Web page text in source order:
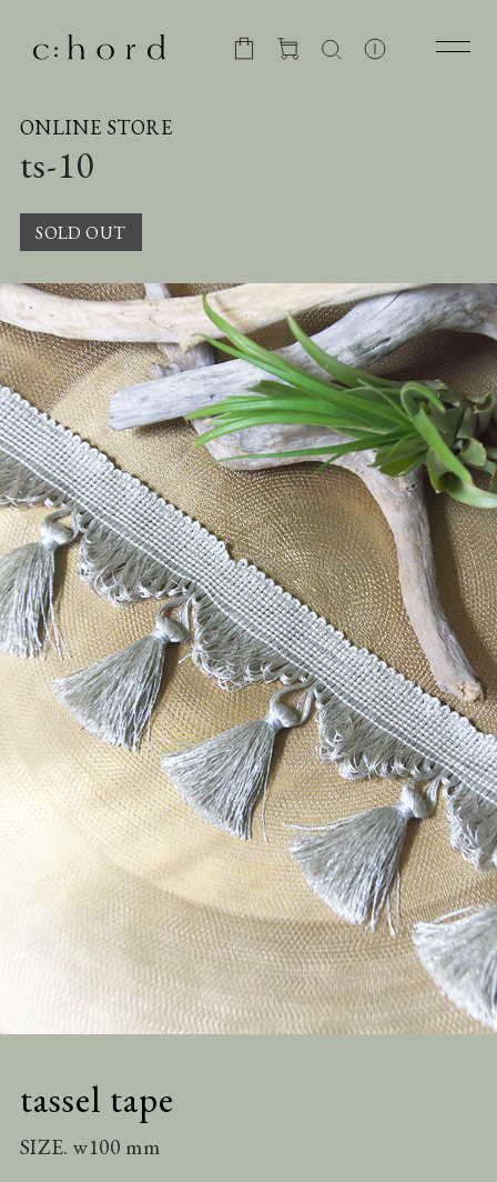
ONLINE STORE
ts-10
tassel tape
SIZE. w100 mm